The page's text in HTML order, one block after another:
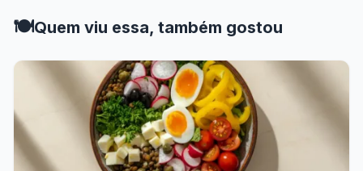
🍽️Quem viu essa, também gostou